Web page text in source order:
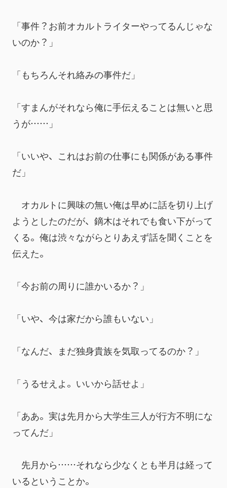
「事件？お前オカルトライターやってるんじゃな
いのか？」
「もちろんそれ絡みの事件だ」
「すまんがそれなら俺に手伝えることは無いと思
うが……」
「いいや、これはお前の仕事にも関係がある事件
だ」
オカルトに興味の無い俺は早めに話を切り上げ
ようとしたのだが、鏑木はそれでも食い下がって
くる。俺は渋々ながらとりあえず話を聞くことを
伝えた。
「今お前の周りに誰かいるか？」
「いや、今は家だから誰もいない」
「なんだ、まだ独身貴族を気取ってるのか？」
「うるせえよ。いいから話せよ」
「ああ。実は先月から大学生三人が行方不明にな
ってんだ」
先月から……それなら少なくとも半月は経って
いるということか。